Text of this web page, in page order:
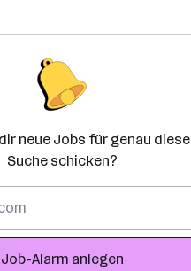
neue Jobs für genau diese
Suche schicken?
Job-Alarm anlegen